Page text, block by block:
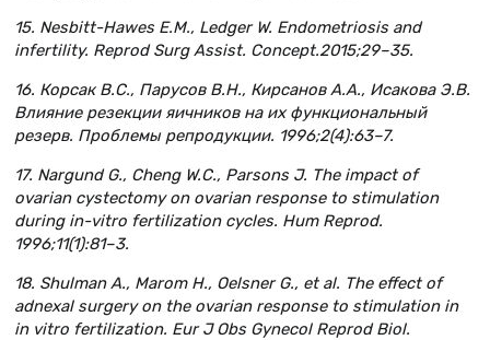
15. Nesbitt-Hawes E.M., Ledger W. Endometriosis and
infertility. Reprod Surg Assist. Concept.2015;29–35.
16. Корсак В.С., Парусов В.Н., Кирсанов А.А., Исакова Э.В.
Влияние резекции яичников на их функциональный
резерв. Проблемы репродукции. 1996;2(4):63–7.
17. Nargund G., Cheng W.C., Parsons J. The impact of
ovarian cystectomy on ovarian response to stimulation
during in-vitro fertilization cycles. Hum Reprod.
1996;11(1):81–3.
18. Shulman A., Marom H., Oelsner G., et al. The effect of
adnexal surgery on the ovarian response to stimulation in
in vitro fertilization. Eur J Obs Gynecol Reprod Biol.